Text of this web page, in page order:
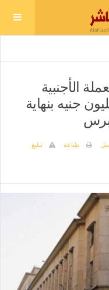
الأجنبية
يعادل 3.425 تريليون جنيه بنهاية
طباعة
تبليغ